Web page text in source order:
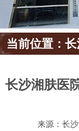
当前位置：
长沙湘肤医
来源：长